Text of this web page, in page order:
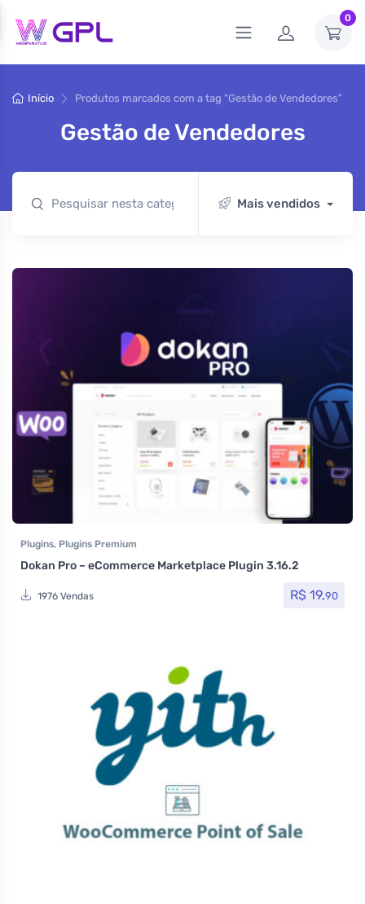
0
Início Produtos marcados com a tag “Gestão de Vendedores”
Gestão de Vendedores
Mais vendidos
Plugins, Plugins Premium
Dokan Pro – eCommerce Marketplace Plugin 3.16.2
1976 Vendas R$ 19,90